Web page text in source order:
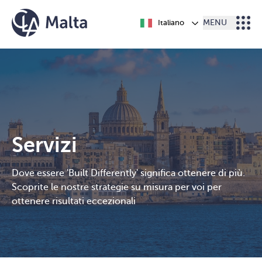
Vai al contenuto
Italiano MENU
Servizi
Dove essere 'Built Differently' significa ottenere di più.
Scoprite le nostre strategie su misura per voi per
ottenere risultati eccezionali